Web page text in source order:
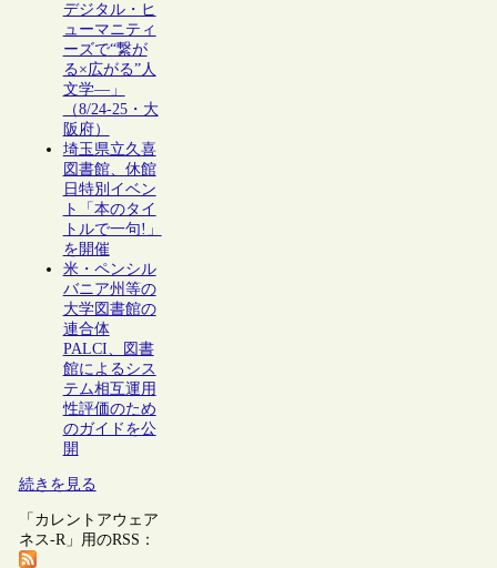
デジタル・ヒ
ューマニティ
ーズで“繋が
る×広がる”人
文学―」
（8/24-25・大
阪府）
埼玉県立久喜
図書館、休館
日特別イベン
ト「本のタイ
トルで一句!」
を開催
米・ペンシル
バニア州等の
大学図書館の
連合体
PALCI、図書
館によるシス
テム相互運用
性評価のため
のガイドを公
開
続きを見る
「カレントアウェア
ネス-R」用のRSS：